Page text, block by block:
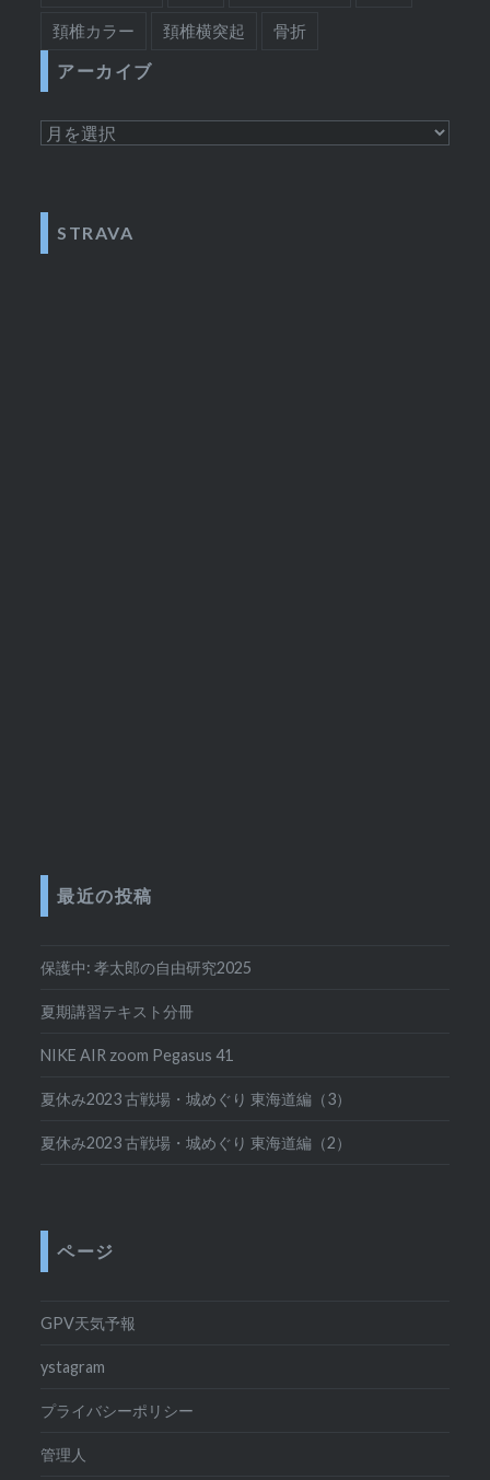
頚椎カラー 頚椎横突起 骨折
アーカイブ
ア
STRAVA
最近の投稿
保護中: 孝太郎の自由研究2025
夏期講習テキスト分冊
NIKE AIR zoom Pegasus 41
夏休み2023 古戦場・城めぐり 東海道編（3）
夏休み2023 古戦場・城めぐり 東海道編（2）
ページ
GPV天気予報
ystagram
プライバシーポリシー
管理人